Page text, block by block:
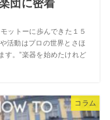
団に密着
ットーに歩んできた１５
活動はプロの世界とさほ
す。”楽器を始めたけれど
コラム